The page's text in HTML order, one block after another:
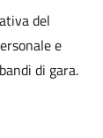
del
e
di gara.